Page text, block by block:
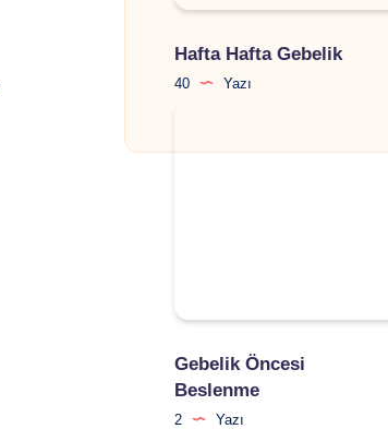
Hafta Hafta Gebelik
40 Yazı
Gebelik Öncesi
Beslenme
2 Yazı